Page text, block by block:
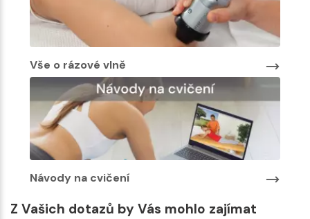
Vše o rázové vlně
Návody na cvičení
Z Vašich dotazů by Vás mohlo zajímat